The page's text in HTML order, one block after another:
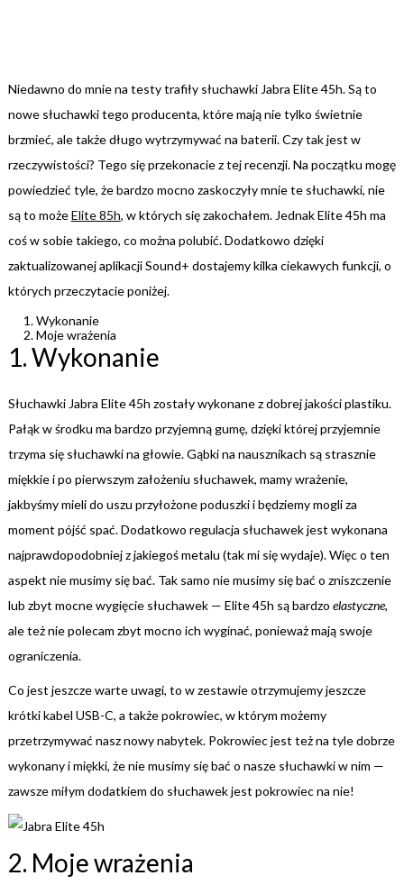
Niedawno do mnie na testy trafiły słuchawki Jabra Elite 45h. Są to
nowe słuchawki tego producenta, które mają nie tylko świetnie
brzmieć, ale także długo wytrzymywać na baterii. Czy tak jest w
rzeczywistości? Tego się przekonacie z tej recenzji. Na początku mogę
powiedzieć tyle, że bardzo mocno zaskoczyły mnie te słuchawki, nie
są to możeElite 85h, w których się zakochałem. Jednak Elite 45h ma
coś w sobie takiego, co można polubić. Dodatkowo dzięki
zaktualizowanej aplikacji Sound+ dostajemy kilka ciekawych funkcji, o
których przeczytacie poniżej.
Wykonanie
Moje wrażenia
1. Wykonanie
Słuchawki Jabra Elite 45h zostały wykonane z dobrej jakości plastiku.
Pałąk w środku ma bardzo przyjemną gumę, dzięki której przyjemnie
trzyma się słuchawki na głowie. Gąbki na nausznikach są strasznie
miękkie i po pierwszym założeniu słuchawek, mamy wrażenie,
jakbyśmy mieli do uszu przyłożone poduszki i będziemy mogli za
moment pójść spać. Dodatkowo regulacja słuchawek jest wykonana
najprawdopodobniej z jakiegoś metalu (tak mi się wydaje). Więc o ten
aspekt nie musimy się bać. Tak samo nie musimy się bać o zniszczenie
lub zbyt mocne wygięcie słuchawek — Elite 45h są bardzo elastyczne,
ale też nie polecam zbyt mocno ich wyginać, ponieważ mają swoje
ograniczenia.
Co jest jeszcze warte uwagi, to w zestawie otrzymujemy jeszcze
krótki kabel USB-C, a także pokrowiec, w którym możemy
przetrzymywać nasz nowy nabytek. Pokrowiec jest też na tyle dobrze
wykonany i miękki, że nie musimy się bać o nasze słuchawki w nim —
zawsze miłym dodatkiem do słuchawek jest pokrowiec na nie!
2. Moje wrażenia